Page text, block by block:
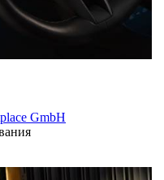
GmbH